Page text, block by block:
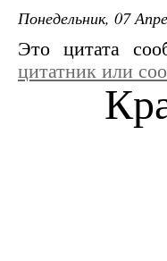
Понедельник, 07
Это цитата
цитатник или